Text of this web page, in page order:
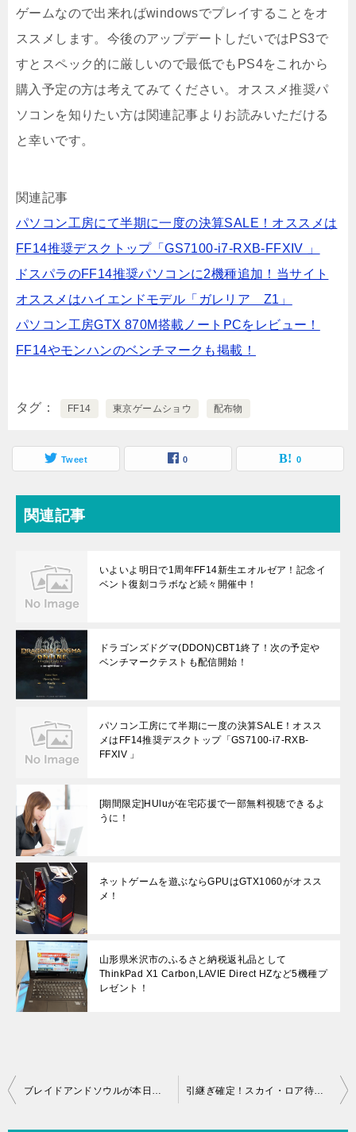
ゲームなので出来ればwindowsでプレイすることをオ
ススメします。今後のアップデートしだいではPS3で
すとスペック的に厳しいので最低でもPS4をこれから
購入予定の方は考えてみてください。オススメ推奨パ
ソコンを知りたい方は関連記事よりお読みいただける
と幸いです。
関連記事
パソコン工房にて半期に一度の決算SALE！オススメは
FF14推奨デスクトップ「GS7100-i7-RXB-FFXIV 」
ドスパラのFF14推奨パソコンに2機種追加！当サイト
オススメはハイエンドモデル「ガレリア Z1」
パソコン工房GTX 870M搭載ノートPCをレビュー！
FF14やモンハンのベンチマークも掲載！
タグ FF14 東京ゲームショウ 配布物
Tweet 0 0
関連記事
いよいよ明日で1周年FF14新生エオルゼア！記念イ
ベント復刻コラボなど続々開催中！
ドラゴンズドグマ(DDON)CBT1終了！次の予定や
ベンチマークテストも配信開始！
パソコン工房にて半期に一度の決算SALE！オスス
メはFF14推奨デスクトップ「GS7100-i7-RXB-
FFXIV 」
[期間限定]HUluが在宅応援で一部無料視聴できるよ
うに！
ネットゲームを遊ぶならGPUはGTX1060がオスス
メ！
山形県米沢市のふるさと納税返礼品として
ThinkPad X1 Carbon,LAVIE Direct HZなど5機種プ
レゼント！
投
ブレイドアンドソウルが本日アップデート！同時開催復帰支援Twitterキャンペーン！ 引継ぎ確定！スカイ・ロア待望の正式サービス開始！変更など「まとめ」